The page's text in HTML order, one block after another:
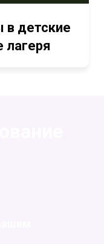
в детские
лагеря